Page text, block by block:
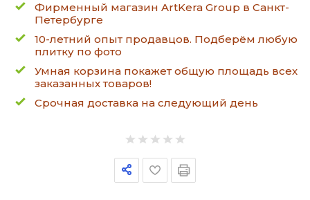
Фирменный магазин ArtKera Group в Санкт-
Петербурге
10-летний опыт продавцов. Подберём любую
плитку по фото
Умная корзина покажет общую площадь всех
заказанных товаров!
Срочная доставка на следующий день